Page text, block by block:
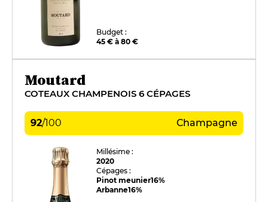
Budget :
45 € à 80 €
Moutard
COTEAUX CHAMPENOIS 6 CÉPAGES
92/100 Champagne
Millésime :
2020
Cépages :
Pinot meunier16%
Arbanne16%